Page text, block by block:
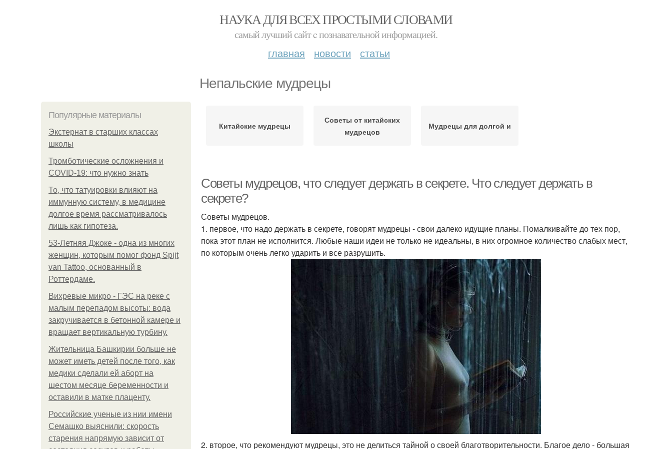
НАУКА ДЛЯ ВСЕХ ПРОСТЫМИ СЛОВАМИ
самый лучший сайт c познавательной информацией.
главная новости статьи
Непальские мудрецы
Популярные материалы
Экстернат в старших классах
школы
Тромботические осложнения и
COVID-19: что нужно знать
То, что татуировки влияют на
иммунную систему, в медицине
долгое время рассматривалось
лишь как гипотеза.
53-Летняя Джоке - одна из многих
женщин, которым помог фонд Spijt
van Tattoo, основанный в
Роттердаме.
Вихревые микро - ГЭС на реке с
малым перепадом высоты: вода
закручивается в бетонной камере и
вращает вертикальную турбину.
Жительница Башкирии больше не
может иметь детей после того, как
медики сделали ей аборт на
шестом месяце беременности и
оставили в матке плаценту.
Российские ученые из нии имени
Семашко выяснили: скорость
старения напрямую зависит от
Китайские мудрецы
Советы от китайских
мудрецов
Мудрецы для долгой и
Советы мудрецов, что следует держать в секрете. Что следует держать в
секрете?
Советы мудрецов.
1. первое, что надо держать в секрете, говорят мудрецы - свои далеко идущие планы. Помалкивайте до тех пор,
пока этот план не исполнится. Любые наши идеи не только не идеальны, в них огромное количество слабых мест,
по которым очень легко ударить и все разрушить.
2. второе, что рекомендуют мудрецы, это не делиться тайной о своей благотворительности. Благое дело - большая